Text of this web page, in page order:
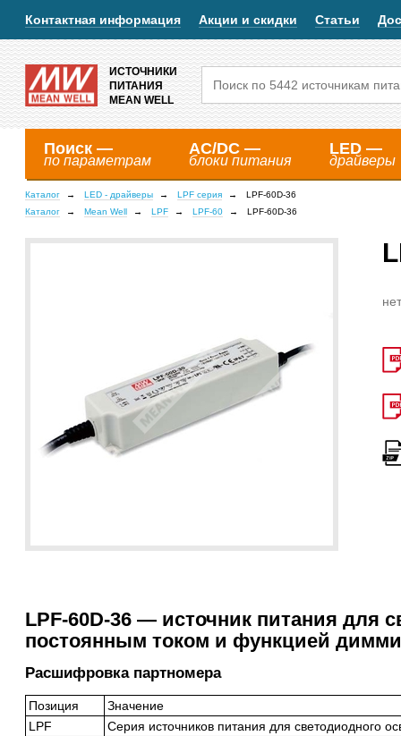
Контактная информация Акции и скидки Статьи
ИСТОЧНИКИ
ПИТАНИЯ
MEAN WELL
Поиск —
по параметрам
AC/DC —
блоки питания
LED —
драйверы
Каталог LED - драйверы LPF серия
LPF-60D-36
Каталог
Mean Well LPF LPF-60 LPF-60D-36
LPF-60D-36 — источник питания для
постоянным током и функцией
Расшифровка партномера
Позиция
Значение
LPF
Серия источников питания для светодиодного